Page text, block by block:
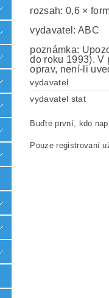
rozsah: 0,6 ×
vydavatel: ABC
poznámka:
do roku 1993). V
oprav, není-li
vydavatel
vydavatel stat
Buďte první, kdo
Pouze registrovaní